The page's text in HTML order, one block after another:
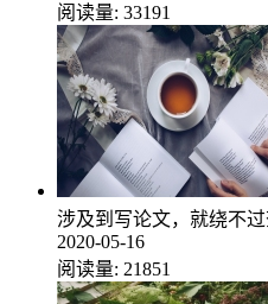
阅读量: 33191
涉及到写论文，就绕不
2020-05-16
阅读量: 21851